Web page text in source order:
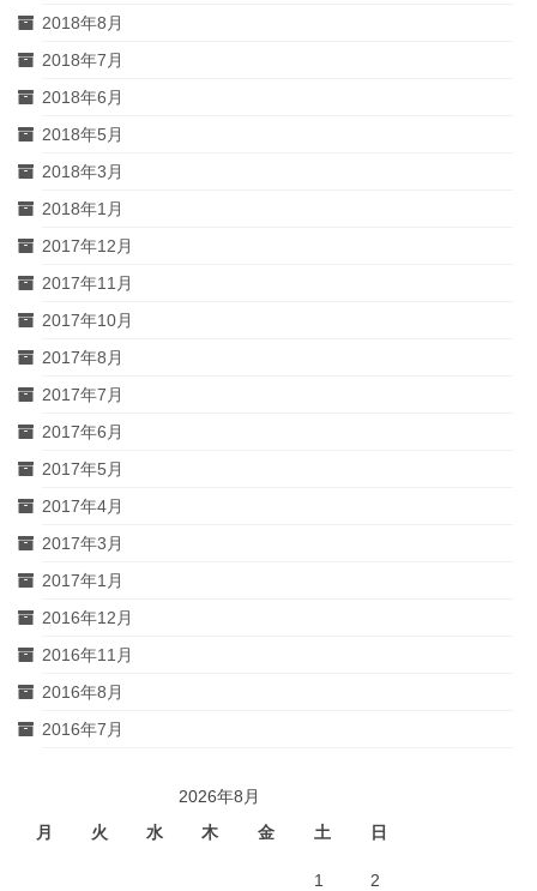
2018年8月
2018年7月
2018年6月
2018年5月
2018年3月
2018年1月
2017年12月
2017年11月
2017年10月
2017年8月
2017年7月
2017年6月
2017年5月
2017年4月
2017年3月
2017年1月
2016年12月
2016年11月
2016年8月
2016年7月
2026年8月
月
火 水 木 金 土 日
1 2